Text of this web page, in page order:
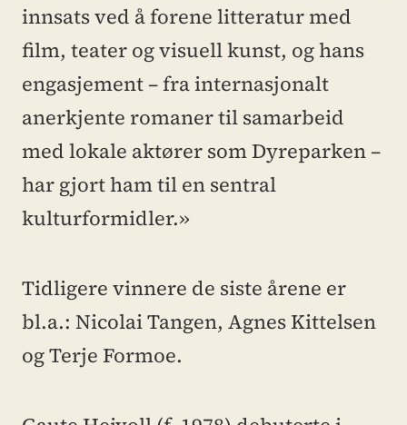
innsats ved å forene litteratur med
film, teater og visuell kunst, og hans
engasjement – fra internasjonalt
anerkjente romaner til samarbeid
med lokale aktører som Dyreparken –
har gjort ham til en sentral
kulturformidler.»
Tidligere vinnere de siste årene er
bl.a.: Nicolai Tangen, Agnes Kittelsen
og Terje Formoe.